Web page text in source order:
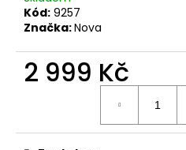
Kód: 9257
Značka:Nova
2 999 Kč